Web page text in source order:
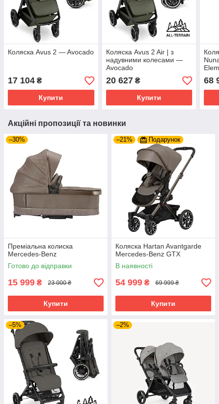
Коляска Avus 2 — Avocado
17 104 ₴
Купити
Коляска Avus 2 Air | з
надувними колесами —
Avocado
20 627₴
Купити
68
Акційні пропозиції та новинки
–30%
Преміальна колиска
Mercedes-Benz
Готово до відправки
15 999 ₴ 23 000 ₴
Купити
–21% Подарунок
Коляска Hartan Avantgarde
Mercedes-Benz GTX
В наявності
54 999 ₴ 69 999 ₴
Купити
–5% –2%